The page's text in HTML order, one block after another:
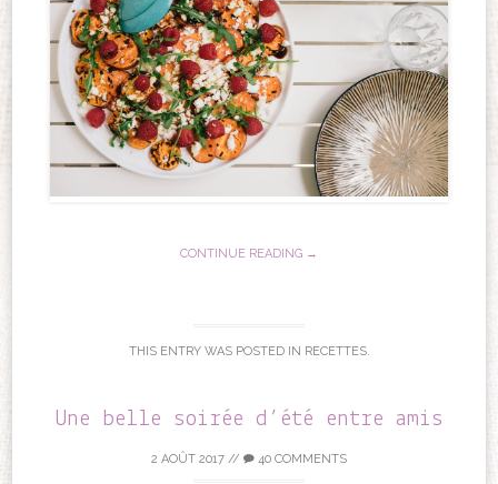
CONTINUE READING →
THIS ENTRY WAS POSTED IN RECETTES.
Une belle soirée d’été entre amis
2 AOÛT 2017 // 40 COMMENTS